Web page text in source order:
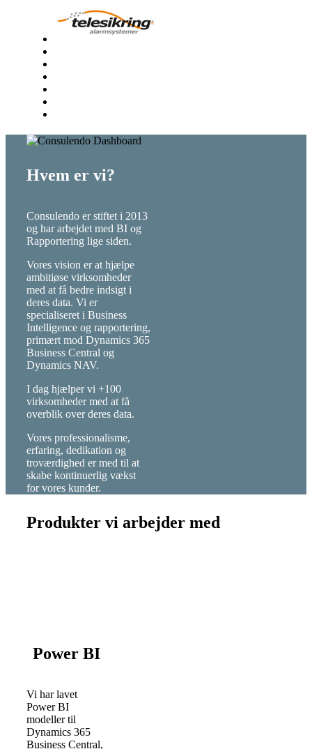
Hvem er vi?
Consulendo er stiftet i 2013
og har arbejdet med BI og
Rapportering lige siden.
Vores vision er at hjælpe
ambitiøse virksomheder
med at få bedre indsigt i
deres data. Vi er
specialiseret i Business
Intelligence og rapportering,
primært mod Dynamics 365
Business Central og
Dynamics NAV.
I dag hjælper vi +100
virksomheder med at få
overblik over deres data.
Vores professionalisme,
erfaring, dedikation og
troværdighed er med til at
skabe kontinuerlig vækst
for vores kunder.
Produkter vi arbejder med
Power BI
Vi har lavet
Power BI
modeller til
Dynamics 365
Business Central,